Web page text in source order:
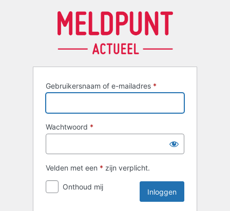
Gebruikersnaam of e-mailadres *
Wachtwoord *
Velden met een * zijn verplicht.
Onthoud mij